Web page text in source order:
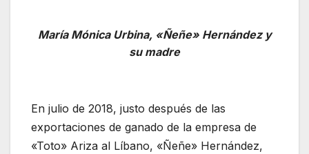
María Mónica Urbina, «Ñeñe» Hernández y
su madre
En julio de 2018, justo después de las
exportaciones de ganado de la empresa de
«Toto» Ariza al Líbano, «Ñeñe» Hernández,